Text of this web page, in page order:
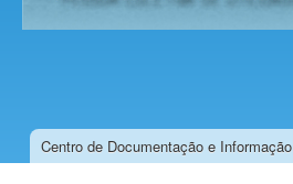
Menu principal
Centro de Documentação e Informação